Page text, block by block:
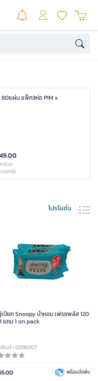
80แผ่น แพ็ค3ห่อ PIM x
ารวม
วมภาษี)
โปรโมชั่น
ปียก Snoopy น้ำหอม เฟรชพลัส 120
แถม 1 on pack
นค้า 0096307
พร้อมจัดส่ง